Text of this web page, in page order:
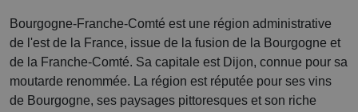
Bourgogne-Franche-Comté est une région administrative
de l'est de la France, issue de la fusion de la Bourgogne et
de la Franche-Comté. Sa capitale est Dijon, connue pour sa
moutarde renommée. La région est réputée pour ses vins
de Bourgogne, ses paysages pittoresques et son riche